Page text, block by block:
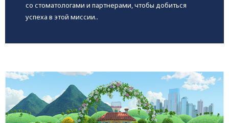
со стоматологами и партнерами, чтобы добиться
успеха в этой миссии..